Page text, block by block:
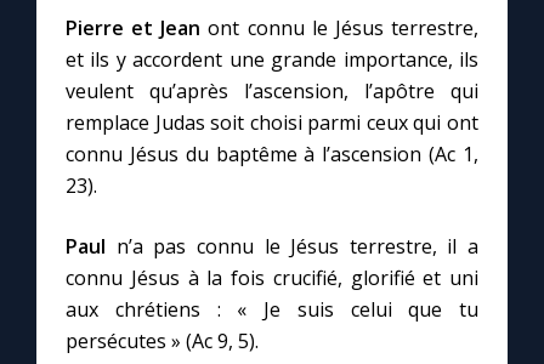
Marie de Nazareth
Pierre et Jean ont connu le Jésus terrestre,
et ils y accordent une grande importance, ils
veulent qu’après l’ascension, l’apôtre qui
remplace Judas soit choisi parmi ceux qui ont
connu Jésus du baptême à l’ascension (Ac 1,
23).
Paul n’a pas connu le Jésus terrestre, il a
connu Jésus à la fois crucifié, glorifié et uni
aux chrétiens : « Je suis celui que tu
persécutes » (Ac 9, 5).